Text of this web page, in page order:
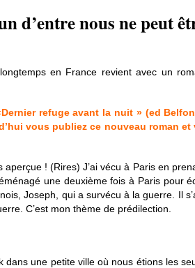
d’entre nous ne peut
en France revient avec un
refuge avant la nuit » (ed
vous publiez ce nouveau roman
aperçue ! (Rires) J’ai vécu à Paris en
une deuxième fois à Paris
Joseph, qui a survécu à la guerre. Il
C’est mon thème de prédilection.
dans une petite ville où nous étions les